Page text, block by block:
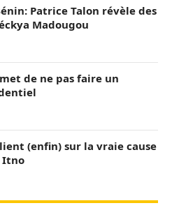
Patrice Talon révèle des
Madougou
de ne pas faire un
(enfin) sur la vraie cause
Itno